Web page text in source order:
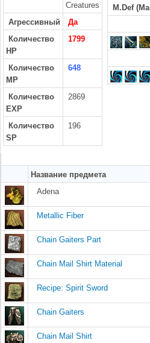
Creatures
Агрессивный
Да
Количество
HP
1799
Количество
MP
648
Количество
EXP
2869
Количество
SP
196
M.Def
Название предмета
Adena
Metallic Fiber
Chain Gaiters Part
Chain Mail Shirt Material
Recipe: Spirit Sword
Chain Gaiters
Chain Mail Shirt